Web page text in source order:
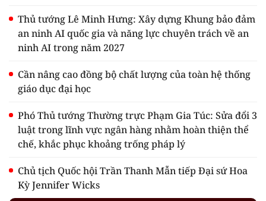
Thủ tướng Lê Minh Hưng: Xây dựng Khung bảo đảm
an ninh AI quốc gia và năng lực chuyên trách về an
ninh AI trong năm 2027
Cần nâng cao đồng bộ chất lượng của toàn hệ thống
giáo dục đại học
Phó Thủ tướng Thường trực Phạm Gia Túc: Sửa đổi 3
luật trong lĩnh vực ngân hàng nhằm hoàn thiện thể
chế, khắc phục khoảng trống pháp lý
Chủ tịch Quốc hội Trần Thanh Mẫn tiếp Đại sứ Hoa
Kỳ Jennifer Wicks